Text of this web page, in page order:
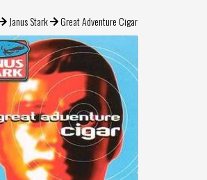
Janus Stark Great Adventure Cigar